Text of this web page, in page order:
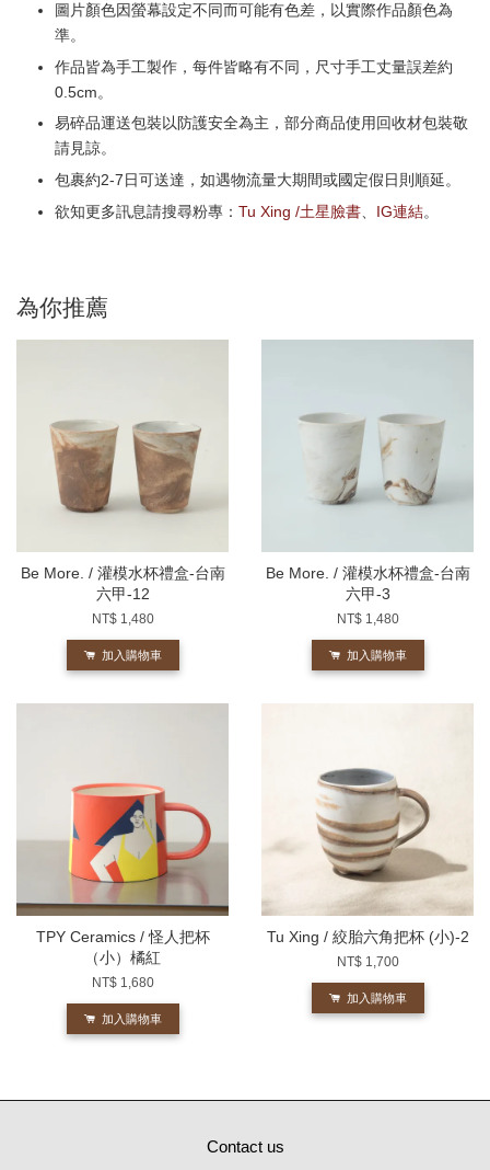
圖片顏色因螢幕設定不同而可能有色差，以實際作品顏色為
準。
作品皆為手工製作，每件皆略有不同，尺寸手工丈量誤差約
0.5cm。
易碎品運送包裝以防護安全為主，部分商品使用回收材包裝敬
請見諒。
包裹約2-7日可送達，如遇物流量大期間或國定假日則順延。
欲知更多訊息請搜尋粉專： Tu Xing /土星臉書 IG連結。
為你推薦
Be More. / 灌模水杯禮盒-台南
六甲-12
NT$ 1,480
加入購物車
Be More. / 灌模水杯禮盒-台南
六甲-3
NT$ 1,480
加入購物車
TPY Ceramics / 怪人把杯
（小）橘紅
NT$ 1,680
加入購物車
Tu Xing / 絞胎六角把杯 (小)-2
NT$ 1,700
加入購物車
Contact us